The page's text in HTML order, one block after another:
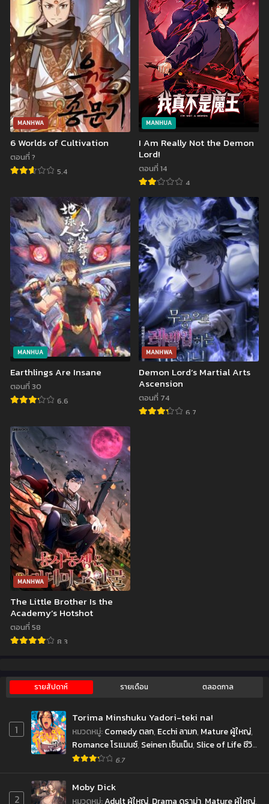
มีนาคม 31, 2023 มีนาคม 31, 2023
ตอนที่ 10
มีนาคม 29, 2023
ตอนที่ 9
มกราคม 15, 2023
ตอนที่ 8
มกราคม 15, 2023
ตอนที่ 7
มกราคม 15, 2023
ตอนที่ 6
มกราคม 15, 2023
ตอนที่ 5
มกราคม 15, 2023
ตอนที่ 4
มกราคม 15, 2023
ตอนที่ 3
ธันวาคม 30, 2022
ตอนที่ 1
MANHWA
6 Worlds of Cultivation
ตอนที่ ?
5.4
MANHUA
I Am Really Not the Demon
Lord!
ตอนที่ 14
4
MANHUA
Earthlings Are Insane
ตอนที่ 30
6.6
MANHWA
Demon Lord’s Martial Arts
Ascension
ตอนที่ 74
6.7
MANHWA
The Little Brother Is the
Academy’s Hotshot
ตอนที่ 58
8.3
รายสัปดาห์ รายเดือน ตลอดกาล
1
Torima Minshuku Yadori-teki na!
หมวดหมู่:Comedy ตลก, Ecchi ลามก, Mature ผู้ใหญ่,
Romance โรแมนซ์, Seinen เซ็นเน็น, Slice of Life ชีวิต
ประจำวัน
6.7
2
Moby Dick
หมวดหมู่:Adult ผู้ใหญ่, Drama ดราม่า, Mature ผู้ใหญ่,